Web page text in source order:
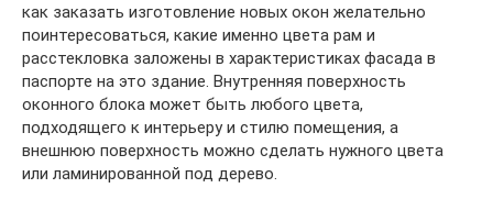
как заказать изготовление новых окон желательно
поинтересоваться, какие именно цвета рам и
расстекловка заложены в характеристиках фасада в
паспорте на это здание. Внутренняя поверхность
оконного блока может быть любого цвета,
подходящего к интерьеру и стилю помещения, а
внешнюю поверхность можно сделать нужного цвета
или ламинированной под дерево.